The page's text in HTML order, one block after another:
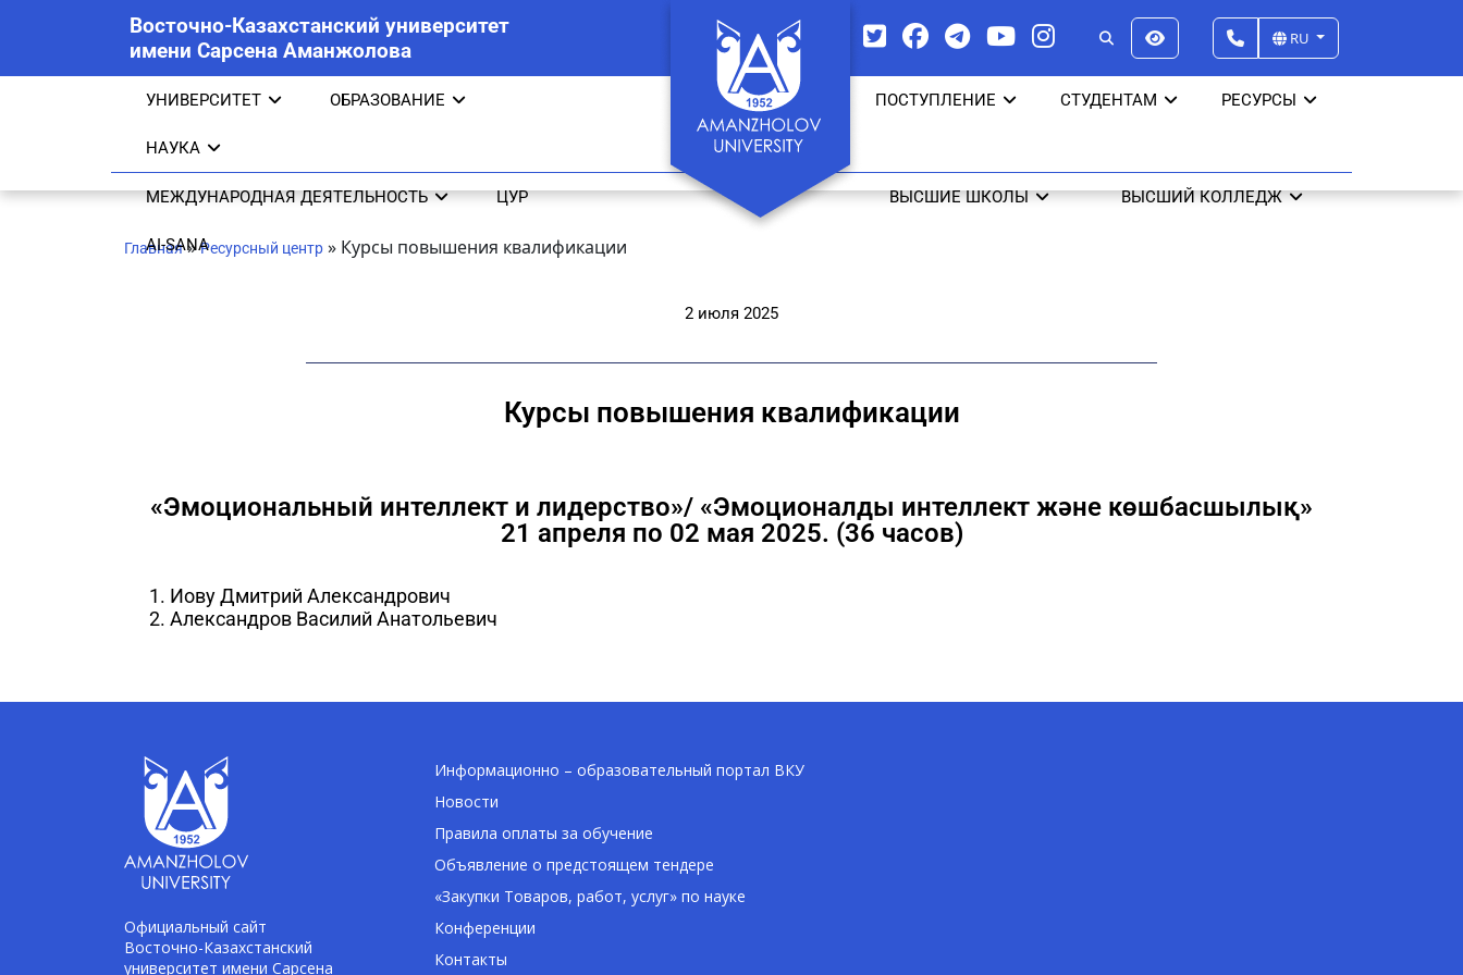
Восточно-Казахстанский университет
имени Сарсена Аманжолова
RU
УНИВЕРСИТЕТ ОБРАЗОВАНИЕ
НАУКА
ПОСТУПЛЕНИЕ СТУДЕНТАМ РЕСУРСЫ
МЕЖДУНАРОДНАЯ ДЕЯТЕЛЬНОСТЬ ЦУР
AI-SANA
ВЫСШИЕ ШКОЛЫ ВЫСШИЙ КОЛЛЕДЖ
Главная»Ресурсный центр » Курсы повышения квалификации
2 июля 2025
Курсы повышения квалификации
«Эмоциональный интеллект и лидерство»/ «Эмоционалды интеллект және көшбасшылық»
21 апреля по 02 мая 2025. (36 часов)
Иову Дмитрий Александрович
Александров Василий Анатольевич
Официальный сайт
Восточно-Казахстанский
университет имени Сарсена
Информационно – образовательный портал ВКУ
Новости
Правила оплаты за обучение
Объявление о предстоящем тендере
«Закупки Товаров, работ, услуг» по науке
Конференции
Контакты